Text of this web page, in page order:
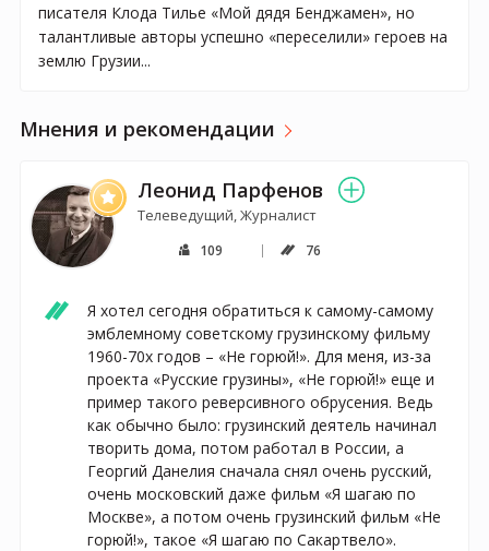
писателя Клода Тилье «Мой дядя Бенджамен», но
талантливые авторы успешно «переселили» героев на
землю Грузии...
Мнения и рекомендации
Леонид Парфенов
Телеведущий, Журналист
109 76
Я хотел сегодня обратиться к самому-самому
эмблемному советскому грузинскому фильму
1960-70х годов – «Не горюй!». Для меня, из-за
проекта «Русские грузины», «Не горюй!» еще и
пример такого реверсивного обрусения. Ведь
как обычно было: грузинский деятель начинал
творить дома, потом работал в России, а
Георгий Данелия сначала снял очень русский,
очень московский даже фильм «Я шагаю по
Москве», а потом очень грузинский фильм «Не
горюй!», такое «Я шагаю по Сакартвело».